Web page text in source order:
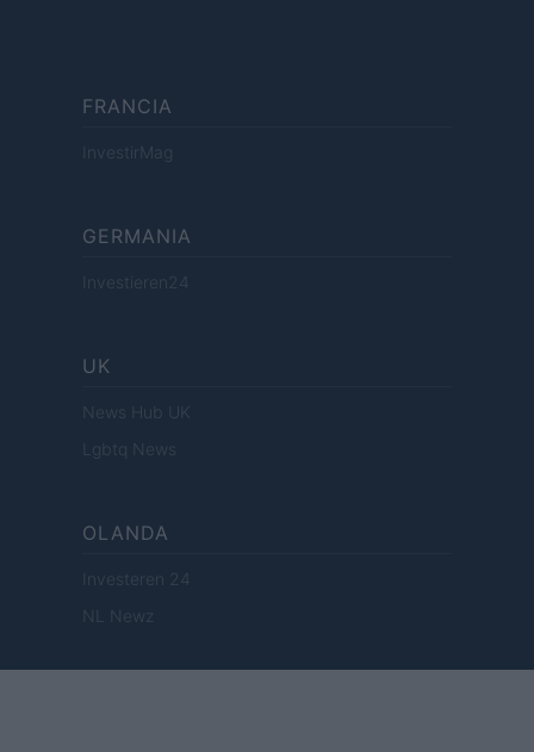
FRANCIA
InvestirMag
GERMANIA
Investieren24
UK
News Hub UK
Lgbtq News
OLANDA
Investeren 24
NL Newz